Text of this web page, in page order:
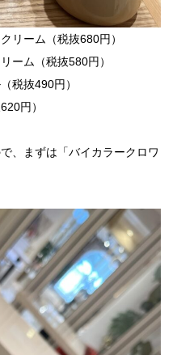
リーム（税抜680円）
ーム（税抜580円）
税抜490円）
円）
、まずは「バイカラークロワ